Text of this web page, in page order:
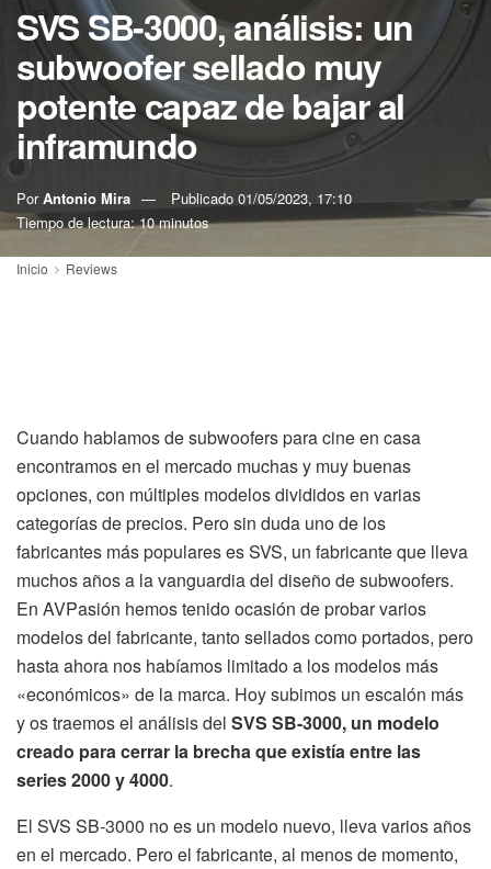
SVS SB-3000, análisis: un
subwoofer sellado muy
potente capaz de bajar al
inframundo
Por Antonio Mira Publicado 01/05/2023, 17:10
Tiempo de lectura: 10 minutos
Inicio Reviews
Cuando hablamos de subwoofers para cine en casa
encontramos en el mercado muchas y muy buenas
opciones, con múltiples modelos divididos en varias
categorías de precios. Pero sin duda uno de los
fabricantes más populares es SVS, un fabricante que lleva
muchos años a la vanguardia del diseño de subwoofers.
En AVPasión hemos tenido ocasión de probar varios
modelos del fabricante, tanto sellados como portados, pero
hasta ahora nos habíamos limitado a los modelos más
«económicos» de la marca. Hoy subimos un escalón más
y os traemos el análisis del SVS SB-3000, un modelo
creado para cerrar la brecha que existía entre las
series 2000 y 4000.
El SVS SB-3000 no es un modelo nuevo, lleva varios años
en el mercado. Pero el fabricante, al menos de momento,